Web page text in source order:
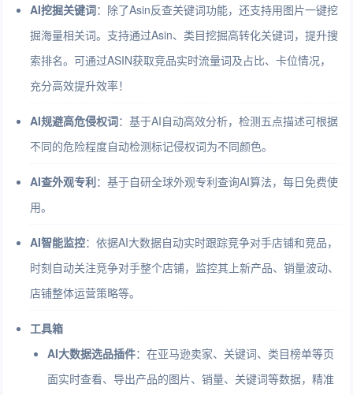
AI挖掘关键词：除了Asin反查关键词功能，还支持用图片一键挖
掘海量相关词。支持通过Asin、类目挖掘高转化关键词，提升搜
索排名。可通过ASIN获取竞品实时流量词及占比、卡位情况，
充分高效提升效率！
AI规避高危侵权词：基于AI自动高效分析，检测五点描述可根据
不同的危险程度自动检测标记侵权词为不同颜色。
AI查外观专利：基于自研全球外观专利查询AI算法，每日免费使
用。
AI智能监控：依据AI大数据自动实时跟踪竞争对手店铺和竞品，
时刻自动关注竞争对手整个店铺，监控其上新产品、销量波动、
店铺整体运营策略等。
工具箱
AI大数据选品插件：在亚马逊卖家、关键词、类目榜单等页
面实时查看、导出产品的图片、销量、关键词等数据，精准